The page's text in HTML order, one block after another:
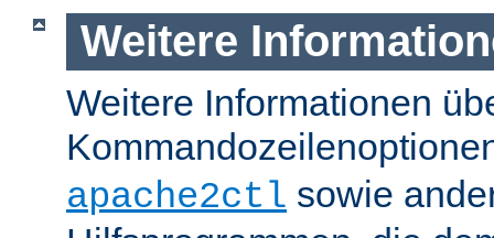
Weitere
Weitere Informationen
apache2ctl sowie